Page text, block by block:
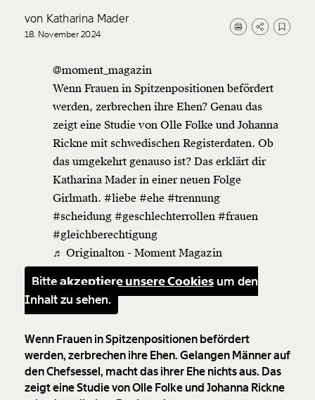
von Katharina Mader
18. November 2024
@moment_magazin
Wenn Frauen in Spitzenpositionen befördert
werden, zerbrechen ihre Ehen? Genau das
zeigt eine Studie von Olle Folke und Johanna
Rickne mit schwedischen Registerdaten. Ob
das umgekehrt genauso ist? Das erklärt dir
Katharina Mader in einer neuen Folge
Girlmath. #liebe #ehe #trennung
#scheidung #geschlechterrollen #frauen
#gleichberechtigung
♬ Originalton - Moment Magazin
Bitteakzeptiere unsere Cookies um den
Inhalt zu sehen.
Wenn Frauen in Spitzenpositionen befördert
werden, zerbrechen ihre Ehen. Gelangen Männer auf
den Chefsessel, macht das ihrer Ehe nichts aus. Das
zeigt eine Studie von Olle Folke und Johanna Rickne